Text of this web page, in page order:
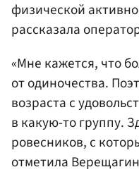
физической
рассказала
«Мне кажется, что
от одиночества.
возраста с
в какую-то группу.
ровесников, с
отметила